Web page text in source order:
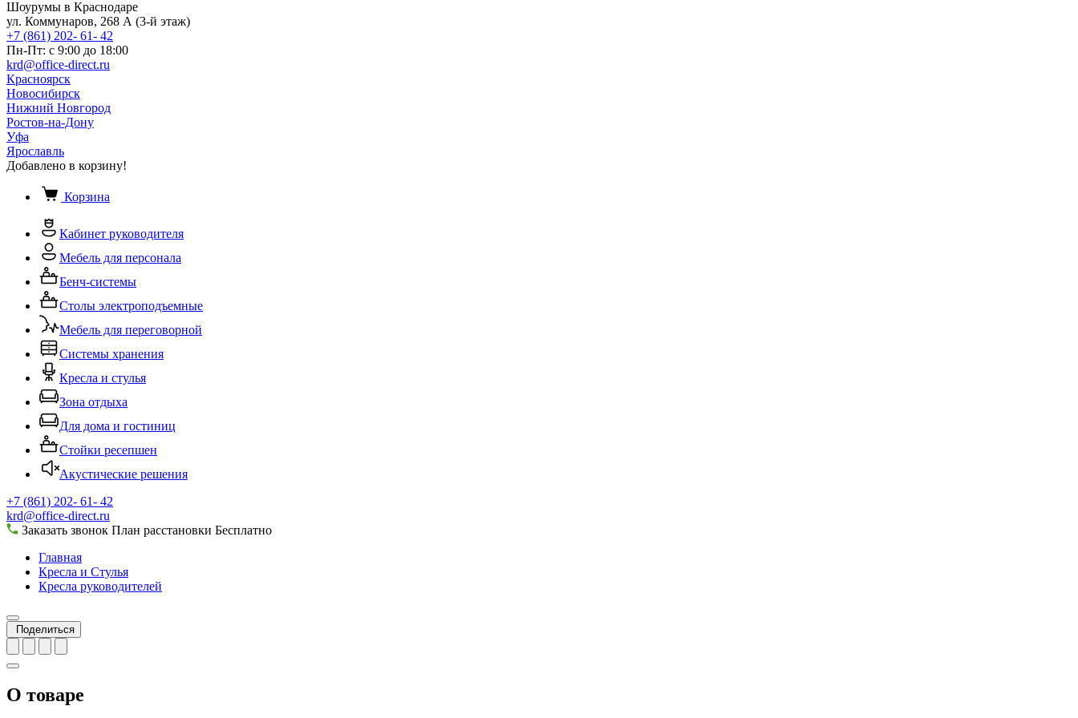
Шоурумы в Краснодаре
ул. Коммунаров, 268 А (3-й этаж)
+7 (861) 202- 61- 42
Пн-Пт: с 9:00 до 18:00
krd@office-direct.ru
Красноярск
Новосибирск
Нижний Новгород
Ростов-на-Дону
Уфа
Ярославль
Добавлено в корзину!
Корзина
Кабинет руководителя
Мебель для персонала
Бенч-системы
Столы электроподъемные
Мебель для переговорной
Системы хранения
Кресла и стулья
Зона отдыха
Для дома и гостиниц
Стойки ресепшен
Акустические решения
+7 (861) 202- 61- 42
krd@office-direct.ru
Заказать звонок План расстановки Бесплатно
Главная
Кресла и Стулья
Кресла руководителей
Поделиться
О товаре